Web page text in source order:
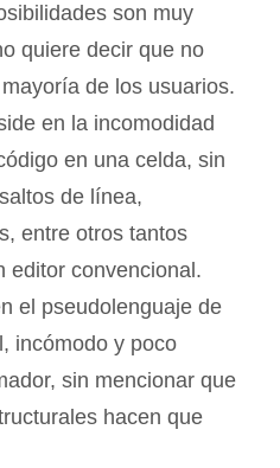
son muy
quiere decir que no
de los usuarios.
en la incomodidad
en una celda, sin
de línea,
entre otros tantos
editor convencional.
el pseudolenguaje de
incómodo y poco
sin mencionar que
hacen que